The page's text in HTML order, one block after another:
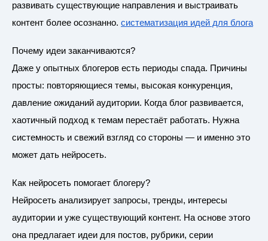
развивать существующие направления и выстраивать
контент более осознанно. систематизация идей для блога
Почему идеи заканчиваются?
Даже у опытных блогеров есть периоды спада. Причины
просты: повторяющиеся темы, высокая конкуренция,
давление ожиданий аудитории. Когда блог развивается,
хаотичный подход к темам перестаёт работать. Нужна
системность и свежий взгляд со стороны — и именно это
может дать нейросеть.
Как нейросеть помогает блогеру?
Нейросеть анализирует запросы, тренды, интересы
аудитории и уже существующий контент. На основе этого
она предлагает идеи для постов, рубрики, серии